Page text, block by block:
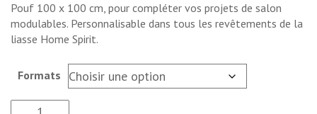
Pouf 100 x 100 cm, pour compléter vos projets de salon
modulables. Personnalisable dans tous les revêtements de la
liasse Home Spirit.
Formats